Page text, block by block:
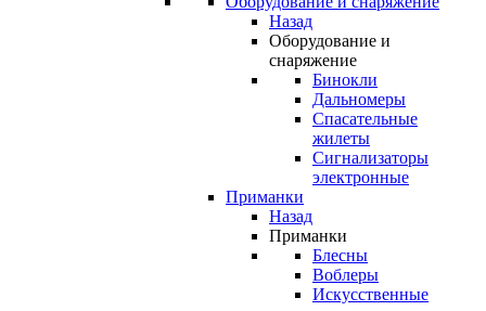
Назад
Оборудование и
снаряжение
Бинокли
Дальномеры
Спасательные
жилеты
Сигнализаторы
электронные
Приманки
Назад
Приманки
Блесны
Воблеры
Искусственные